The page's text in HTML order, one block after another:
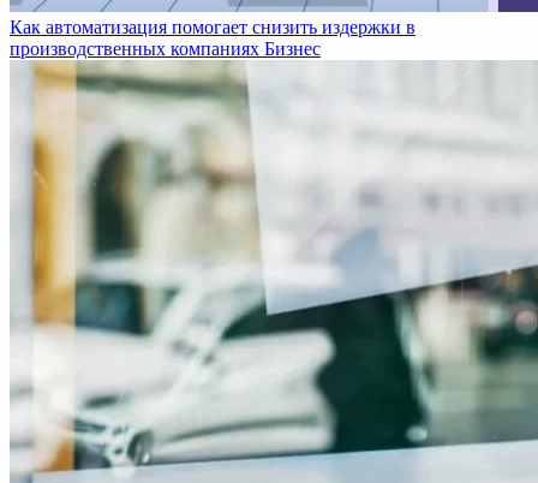
Как автоматизация помогает снизить издержки в
производственных компаниях Бизнес